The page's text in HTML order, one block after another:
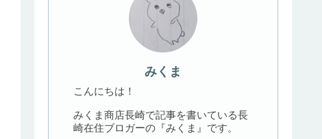
みくま
こんにちは！
みくま商店長崎で記事を書いている長
崎在住ブロガーの『みくま』です。